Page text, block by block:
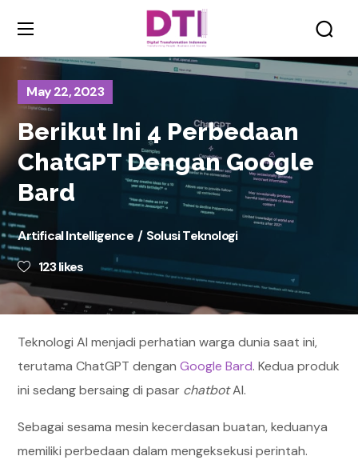
May 22, 2023
Berikut Ini 4 Perbedaan
ChatGPT Dengan Google
Bard
Artifical Intelligence
Solusi Teknologi
123likes
Teknologi AI menjadi perhatian warga dunia saat ini,
terutama ChatGPT denganGoogle Bard. Kedua produk
ini sedang bersaing di pasar chatbotAI.
Sebagai sesama mesin kecerdasan buatan, keduanya
memiliki perbedaan dalam mengeksekusi perintah.